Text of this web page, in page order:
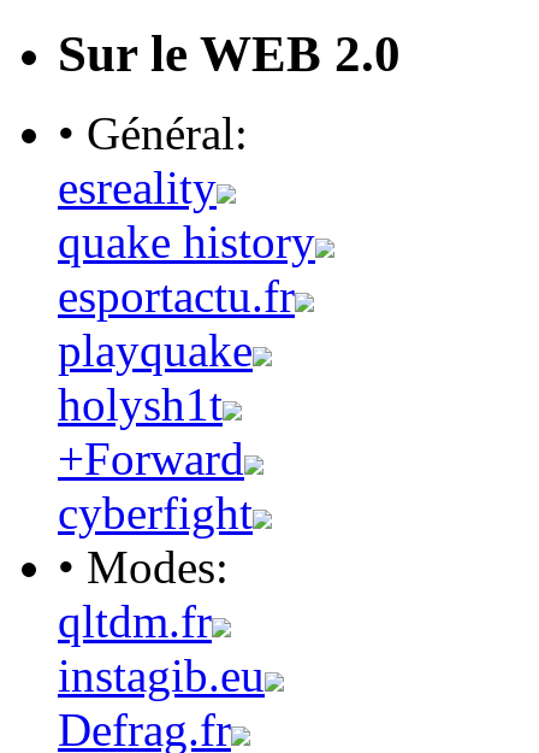
Sur le WEB 2.0
• Général:
esreality
quake history
esportactu.fr
playquake
holysh1t
+Forward
cyberfight
• Modes:
qltdm.fr
instagib.eu
Defrag.fr